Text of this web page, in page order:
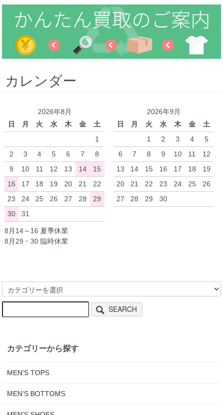
カレンダー
2026年8月
日
月 火 水 木 金
土
1
2
3 4 5 6 7
8
9
10 11 12 13 14
15
16
17 18 19 20 21
22
23
24 25 26 27 28
29
30
31
2026年9月
日
月 火 水 木 金
土
1
2 3 4
5
6
7 8 9 10 11
12
13
14 15 16 17 18
19
20
21 22 23 24 25
26
27
28 29 30
8月14～16 夏季休業
8月29・30 臨時休業
SEARCH
カテゴリーから探す
MEN'S TOPS
MEN'S BOTTOMS